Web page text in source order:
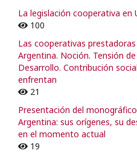
La legislación cooperativa en
100
Las cooperativas
Argentina. Noción. Tensión
Desarrollo. Contribución
enfrentan
21
Presentación del
Argentina: sus orígenes, su
en el momento actual
19